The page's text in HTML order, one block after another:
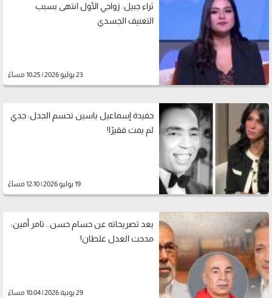
ثراء جبيل: زواجي الأول انتهى بسبب
التعنيف الجسدي
23 يوليو 2026 | 10:25 مساءً
حفيدة إسماعيل ياسين تحسم الجدل: جدي
لم يمت فقيرًا!
19 يوليو 2026 | 12:10 مساءً
بعد تصريحاته عن حسام حسن.. تامر أمين:
مدحت العدل غلطان!
29 يونية 2026 | 10:04 مساءً